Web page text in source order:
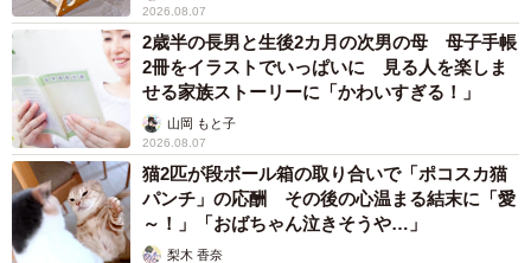
2026.08.07
2歳半の長男と生後2カ月の次男の母 母子手帳
2冊をイラストでいっぱいに 見る人を楽しま
せる家族ストーリーに「かわいすぎる！」
山岡 もと子
2026.08.07
猫2匹が段ボール箱の取り合いで「ポコスカ猫
パンチ」の応酬 その後の心温まる結末に「愛
～！」「おばちゃん泣きそうや…」
梨木 香奈